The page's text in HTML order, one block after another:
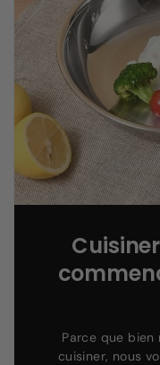
Parce que bien
cuisiner, nous